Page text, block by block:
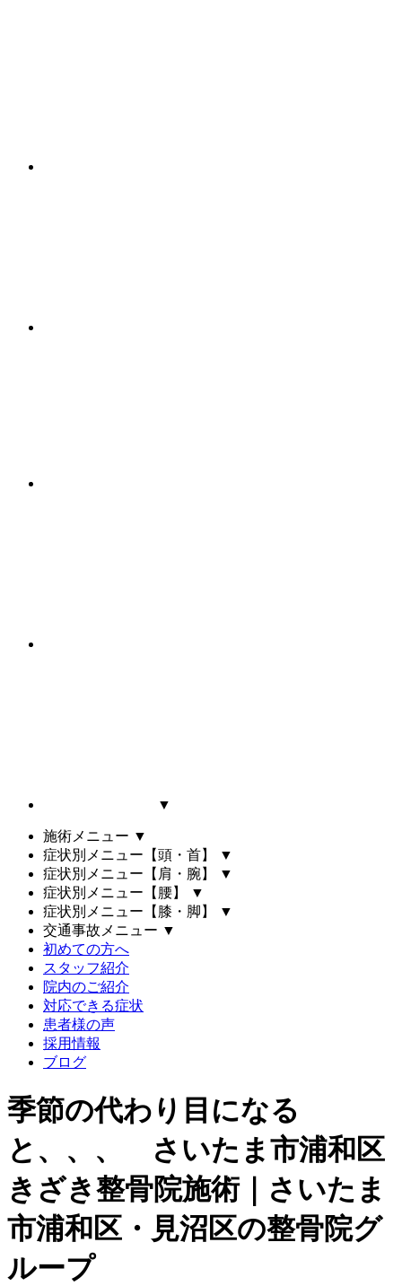
▼
施術メニュー ▼
症状別メニュー【頭・首】
▼
症状別メニュー【肩・腕】
▼
症状別メニュー【腰】
▼
症状別メニュー【膝・脚】
▼
交通事故メニュー ▼
初めての方へ
スタッフ紹介
院内のご紹介
対応できる症状
患者様の声
採用情報
ブログ
季節の代わり目になる
と、、、 さいたま市浦和区
きざき整骨院施術｜さいたま
市浦和区・見沼区の整骨院グ
ループ